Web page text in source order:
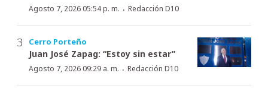
Agosto 7, 2026 05:54 p. m. · Redacción D10
Cerro Porteño
Juan José Zapag: “Estoy sin estar”
Agosto 7, 2026 09:29 a. m. · Redacción D10